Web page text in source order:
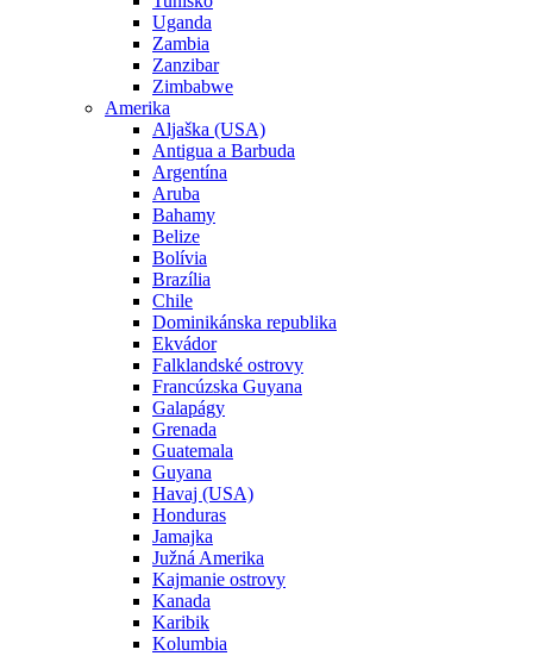
Uganda
Zambia
Zanzibar
Zimbabwe
Amerika
Aljaška (USA)
Antigua a Barbuda
Argentína
Aruba
Bahamy
Belize
Bolívia
Brazília
Chile
Dominikánska republika
Ekvádor
Falklandské ostrovy
Francúzska Guyana
Galapágy
Grenada
Guatemala
Guyana
Havaj (USA)
Honduras
Jamajka
Južná Amerika
Kajmanie ostrovy
Kanada
Karibik
Kolumbia